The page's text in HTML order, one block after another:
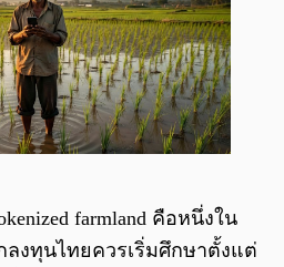
farmland คือหนึ่งใน
งทุนไทยควรเริ่มศึกษาตั้งแต่